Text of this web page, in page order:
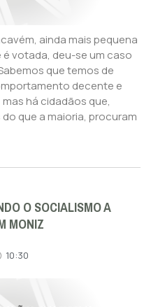
ainda mais pequena
votada, deu-se um caso
que temos de
decente e
há cidadãos que,
que a maioria, procuram
O SOCIALISMO A
MONIZ
10:30